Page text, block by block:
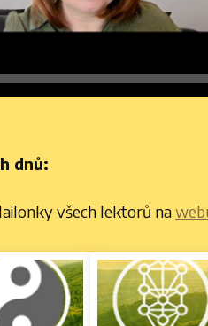
dnů:
všech lektorů na